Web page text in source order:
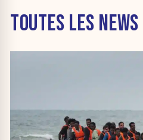
TOUTES LES NEWS